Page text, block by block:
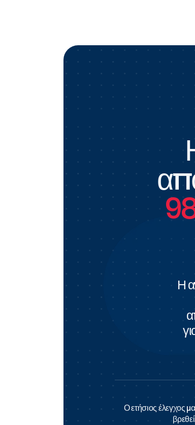
Η
Ο ετήσιος έλεγχος